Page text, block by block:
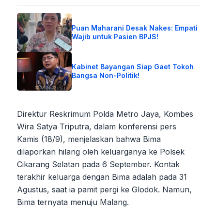
Puan Maharani Desak Nakes: Empati
Wajib untuk Pasien BPJS!
Kabinet Bayangan Siap Gaet Tokoh
Bangsa Non-Politik!
Direktur Reskrimum Polda Metro Jaya, Kombes
Wira Satya Triputra, dalam konferensi pers
Kamis (18/9), menjelaskan bahwa Bima
dilaporkan hilang oleh keluarganya ke Polsek
Cikarang Selatan pada 6 September. Kontak
terakhir keluarga dengan Bima adalah pada 31
Agustus, saat ia pamit pergi ke Glodok. Namun,
Bima ternyata menuju Malang.